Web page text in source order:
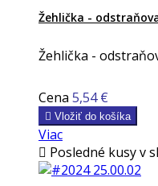
Žehlička -
Žehlička -
Cena 5,54 €
 Vložiť do košíka
Viac
 Posledné kusy v